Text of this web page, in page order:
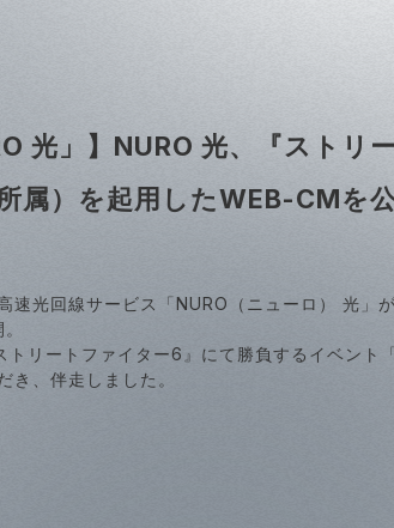
光」】NURO 光、『スト
属）を起用したWEB-CMを
速光回線サービス「NURO（ニューロ） 光
リートファイター6』にて勝負するイベント
、伴走しました。